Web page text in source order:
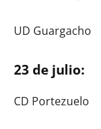
UD Guargacho
23 de julio:
CD Portezuelo